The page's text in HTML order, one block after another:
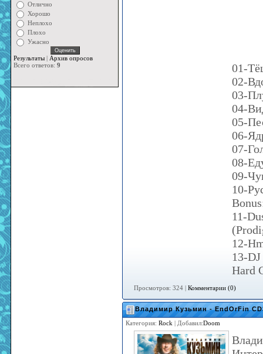
Отлично
Хорошо
Неплохо
Плохо
Ужасно
Результаты | Архив опросов
Всего ответов: 9
01-
02-
03-
04-
05-
06-
07-
08-
09-
10-
11-
12-
13-
Hard
Просмотров: 324 | Комментарии (0)
Владимир Кузьмин - EndOrFin
Категория: Rock | Добавил:Doom